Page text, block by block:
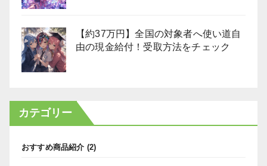
【約37万円】全国の対象者へ使い道自
由の現金給付！受取方法をチェック
カテゴリー
おすすめ商品紹介 (2)